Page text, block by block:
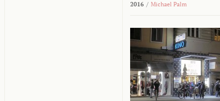
2016 / Michael Palm